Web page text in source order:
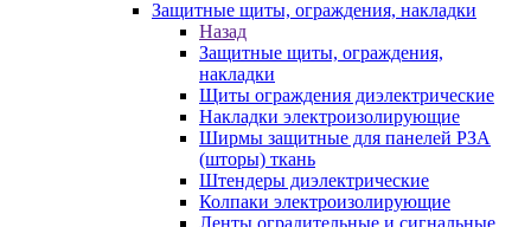
Защитные щиты, ограждения, накладки
Назад
Защитные щиты, ограждения,
накладки
Щиты ограждения диэлектрические
Накладки электроизолирующие
Ширмы защитные для панелей РЗА
(шторы) ткань
Штендеры диэлектрические
Колпаки электроизолирующие
Ленты оградительные и сигнальные